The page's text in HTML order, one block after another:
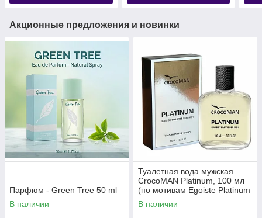
Акционные предложения и новинки
Парфюм - Green Tree 50 ml
В наличии
Туалетная вода мужская
CrocoMAN Platinum, 100 мл
(по мотивам Egoiste Platinum
(Chanel)
В наличии